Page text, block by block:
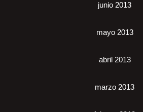
junio 2013
mayo 2013
abril 2013
marzo 2013